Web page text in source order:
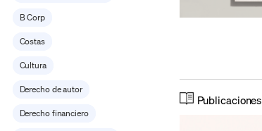
B Corp
Costas
Cultura
Derecho de autor
Derecho financiero
Publicaciones